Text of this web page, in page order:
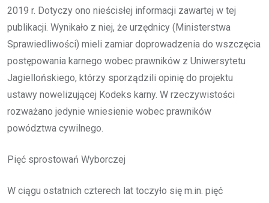
2019 r. Dotyczy ono nieścisłej informacji zawartej w tej
publikacji. Wynikało z niej, że urzędnicy (Ministerstwa
Sprawiedliwości) mieli zamiar doprowadzenia do wszczęcia
postępowania karnego wobec prawników z Uniwersytetu
Jagiellońskiego, którzy sporządzili opinię do projektu
ustawy nowelizującej Kodeks karny. W rzeczywistości
rozważano jedynie wniesienie wobec prawników
powództwa cywilnego.
Pięć sprostowań Wyborczej
W ciągu ostatnich czterech lat toczyło się m.in. pięć